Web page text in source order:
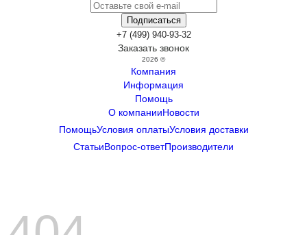
+7 (499) 940-93-32
Заказать звонок
2026 ©
Компания
Информация
Помощь
О компанииНовости
ПомощьУсловия оплатыУсловия доставки
СтатьиВопрос-ответПроизводители